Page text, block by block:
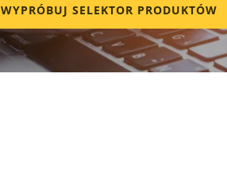
WYPRÓBUJ SELEKTOR PRODUKTÓW